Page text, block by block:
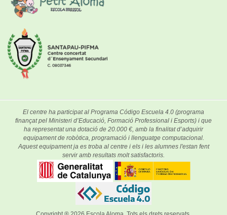
El centre ha participat al Programa Código Escuela 4.0 (programa
finançat pel Ministeri d’Educació, Formació Professional i Esports) i que
ha representat una dotació de 20.000 €, amb la finalitat d’adquirir
equipament de robòtica, programació i llenguatge computacional.
Aquest equipament ja es troba al centre i els i les alumnes l'estan fent
servir amb resultats molt satisfactoris.